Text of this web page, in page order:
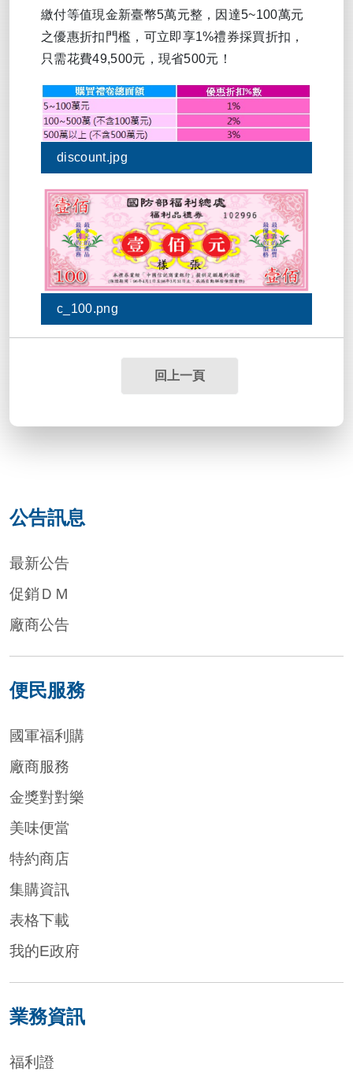
繳付等值現金新臺幣5萬元整，因達5~100萬元
之優惠折扣門檻，可立即享1%禮券採買折扣，
只需花費49,500元，現省500元！
discount.jpg
c_100.png
回上一頁
公告訊息
最新公告
促銷ＤＭ
廠商公告
便民服務
國軍福利購
廠商服務
金獎對對樂
美味便當
特約商店
集購資訊
表格下載
我的E政府
業務資訊
福利證